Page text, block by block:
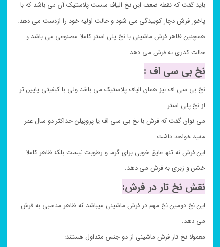
باید گفت که نقطه ضعف این نخ الیاف سست پلاستیک آن می باشد که با
پاخور فرش دچار کوبیدگی می شود و حالت اولیه خود را ازدست می دهد.
همچنین ظاهر فرش ماشینی با نخ پلی استر کاملا مصنوعی می باشد و
حالت کدری به فرش می دهد.
نخ بی سی اف :
نخ بی سی اف نیز همان الیاف پلاستیک می باشد ولی با کیفیتی پایین تر
از نخ پلی استر
می توان گفت که فرش با نخ بی سی اف یا پروپیلن حداکثر دو سال عمر
مفید خواهد داشت.
این فرش نه تنها عایق خوبی برای گرما و رطوبت نیست بلکه ظاهر کاملا
خشن و زبری به فرش می دهد.
نقش نخ تار در فرش:
این نخ دومین نخ مهم در فرش ماشینی میباشد که ظاهر مناسبی به فرش
می دهد.
معمولا نخ تار فرش ماشینی از دو جنس متداول هستند: